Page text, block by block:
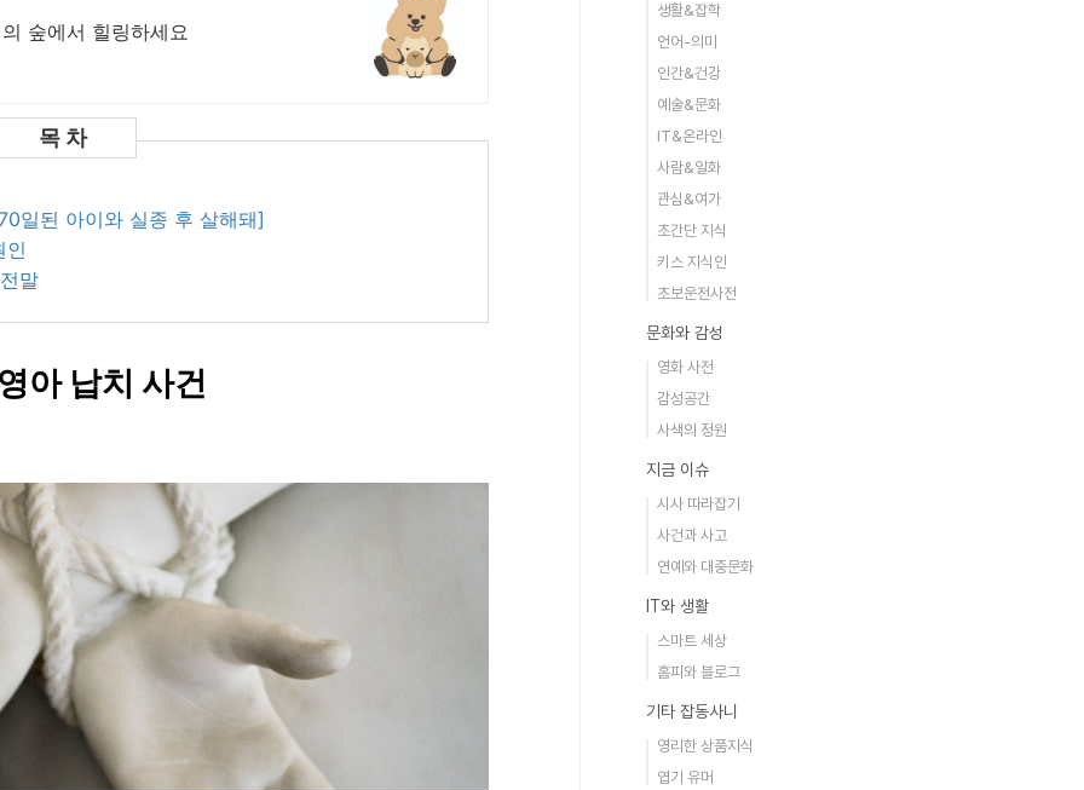
숲에서 힐링하세요
일된 아이와 실종 후 살해돼]
인
말
아 납치 사건​
생활&잡학
언어-의미
인간&건강
예술&문화
IT&온라인
사람&일화
관심&여가
초간단 지식
키스 지식인
초보운전사전
문화와 감성
영화 사전
감성공간
사색의 정원
지금 이슈
시사 따라잡기
사건과 사고
연예와 대중문화
IT와 생활
스마트 세상
홈피와 블로그
기타 잡동사니
영리한 상품지식
엽기 유머